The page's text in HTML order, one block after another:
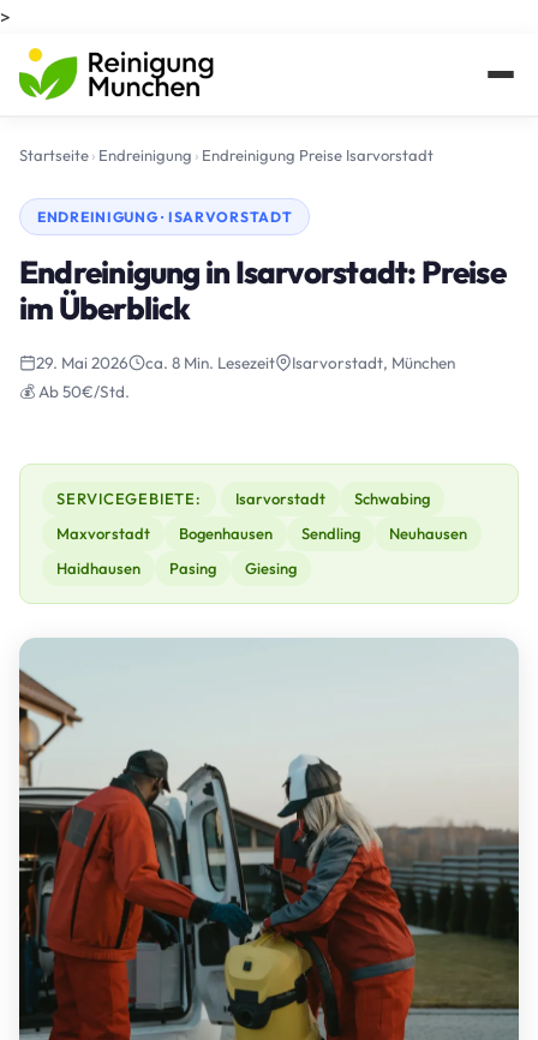
>
Startseite› Endreinigung › Endreinigung Preise Isarvorstadt
ENDREINIGUNG · ISARVORSTADT
Endreinigung in Isarvorstadt: Preise
im Überblick
29. Mai 2026 ca. 8 Min. Lesezeit
Isarvorstadt, München
💰 Ab 50€/Std.
SERVICEGEBIETE: Isarvorstadt
Schwabing
Maxvorstadt
Bogenhausen Sendling
Neuhausen
Haidhausen
Pasing Giesing